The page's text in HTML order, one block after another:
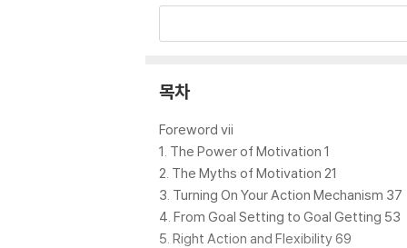
Brian Tracy can show you how to
so intricately into your daily life that
목차
Foreword vii
1. The Power of Motivation 1
2. The Myths of Motivation 21
3. Turning On Your Action Mechanism 37
4. From Goal Setting to Goal Getting 53
5. Right Action and Flexibility 69